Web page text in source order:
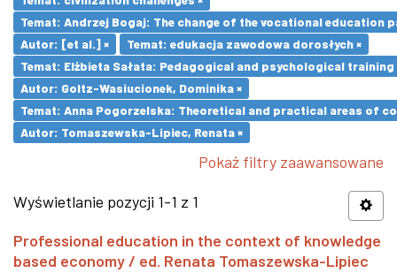
Temat: Andrzej Bogaj: The change of the vocational education
Autor: [et al.] ×
Temat: edukacja zawodowa dorosłych ×
Temat: Elżbieta Sałata: Pedagogical and psychological
Autor: Goltz-Wasiucionek, Dominika ×
Temat: Anna Pogorzelska: Theoretical and practical areas of
Autor: Tomaszewska-Lipiec, Renata ×
Pokaż filtry zaawansowane
Wyświetlanie pozycji 1-1 z 1
Professional education in the context of knowledge
based economy / ed. Renata Tomaszewska-Lipiec